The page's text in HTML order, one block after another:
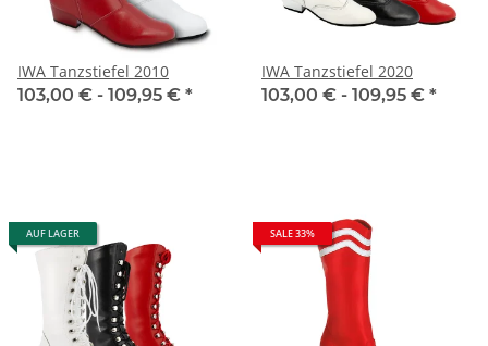
IWA Tanzstiefel 2010
103,00 € - 109,95 € *
IWA Tanzstiefel 2020
103,00 € - 109,95 € *
AUF LAGER SALE 33%